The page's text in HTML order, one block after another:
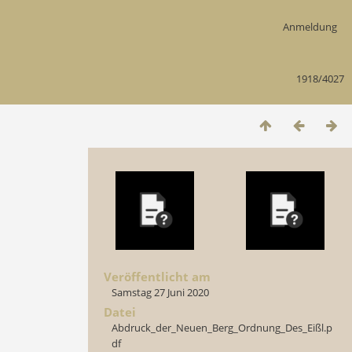
Anmeldung
1918/4027
Veröffentlicht am
Samstag 27 Juni 2020
Datei
Abdruck_der_Neuen_Berg_Ordnung_Des_Eißl.p
df